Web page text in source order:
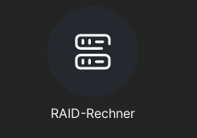
RAID-Rechner